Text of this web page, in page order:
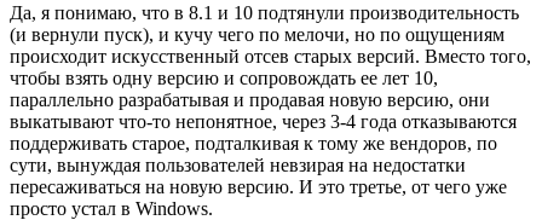
Да, я понимаю, что в 8.1 и 10 подтянули производительность
(и вернули пуск), и кучу чего по мелочи, но по ощущениям
происходит искусственный отсев старых версий. Вместо того,
чтобы взять одну версию и сопровождать ее лет 10,
параллельно разрабатывая и продавая новую версию, они
выкатывают что-то непонятное, через 3-4 года отказываются
поддерживать старое, подталкивая к тому же вендоров, по
сути, вынуждая пользователей невзирая на недостатки
пересаживаться на новую версию. И это третье, от чего уже
просто устал в Windows.